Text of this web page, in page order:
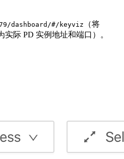
dashboard/#/keyviz （将
实际 PD 实例地址和端口）。